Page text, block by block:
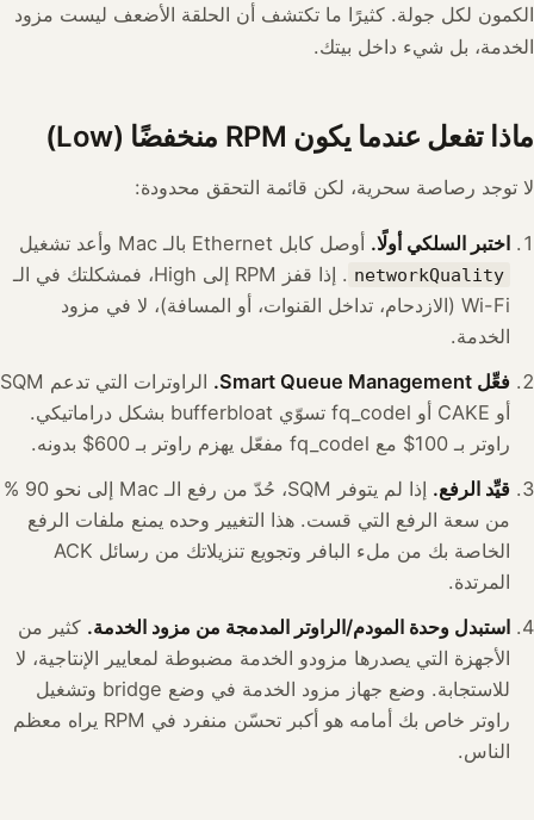
الكمون لكل جولة. كثيرًا ما تكتشف أن الحلقة الأضعف ليست مزود
الخدمة، بل شيء داخل بيتك.
ماذا تفعل عندما يكون RPM منخفضًا (Low)
لا توجد رصاصة سحرية، لكن قائمة التحقق محدودة:
اختبر السلكي أولًا. أوصل كابل Ethernet بالـ Mac وأعد تشغيل
networkQuality
. إذا قفز RPM إلى High، فمشكلتك في الـ
Wi-Fi (الازدحام، تداخل القنوات، أو المسافة)، لا في مزود
الخدمة.
فعِّل Smart Queue Management.
الراوترات التي تدعم SQM
أو CAKE أو fq_codel تسوّي bufferbloat بشكل دراماتيكي.
راوتر بـ 100$ مع fq_codel مفعّل يهزم راوتر بـ 600$ بدونه.
قيِّد الرفع.
إذا لم يتوفر SQM، حُدّ من رفع الـ Mac إلى نحو 90 %
من سعة الرفع التي قست. هذا التغيير وحده يمنع ملفات الرفع
الخاصة بك من ملء البافر وتجويع تنزيلاتك من رسائل ACK
المرتدة.
استبدل وحدة المودم/الراوتر المدمجة من مزود الخدمة. كثير من
الأجهزة التي يصدرها مزودو الخدمة مضبوطة لمعايير الإنتاجية، لا
للاستجابة. وضع جهاز مزود الخدمة في وضع bridge وتشغيل
راوتر خاص بك أمامه هو أكبر تحسّن منفرد في RPM يراه معظم
الناس.